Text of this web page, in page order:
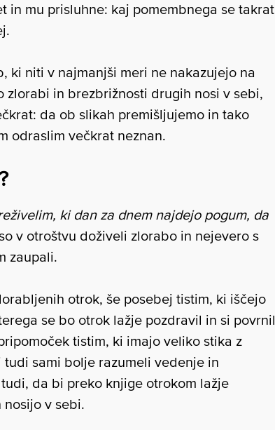
in mu prisluhne: kaj pomembnega se takrat
ki niti v najmanjši meri ne nakazujejo na
zlorabi in brezbrižnosti drugih nosi v sebi,
da ob slikah premišljujemo in tako
odraslim večkrat neznan.
ki dan za dnem najdejo pogum, da
v otroštvu doživeli zlorabo in nejevero s
zaupali.
otrok, še posebej tistim, ki iščejo
se bo otrok lažje pozdravil in si povrnil
tistim, ki imajo veliko stika z
sami bolje razumeli vedenje in
da bi preko knjige otrokom lažje
v sebi.